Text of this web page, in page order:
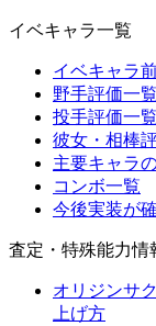
イベキャラ一覧
イベキャラ
野手評価一覧
投手評価一覧
彼女・相棒
主要キャラ
コンボ一覧
今後実装が
査定・特殊能力情
オリジンサ
上げ方